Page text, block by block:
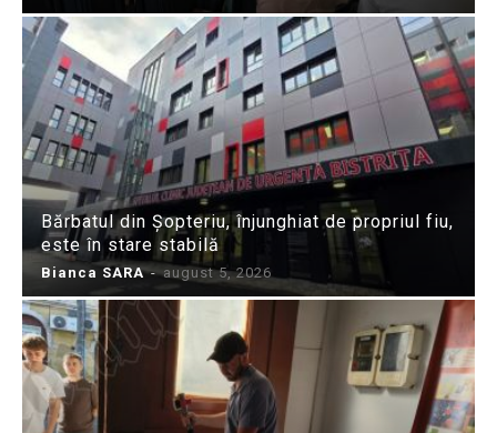
Bărbatul din Șopteriu, înjunghiat de propriul fiu,
este în stare stabilă
Bianca SARA - august 5, 2026